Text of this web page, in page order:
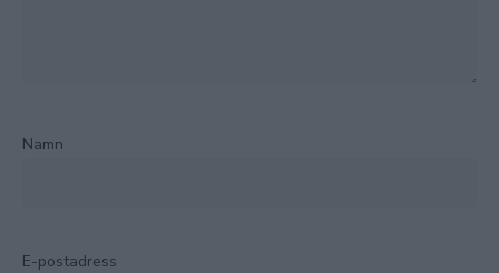
Namn
E-postadress